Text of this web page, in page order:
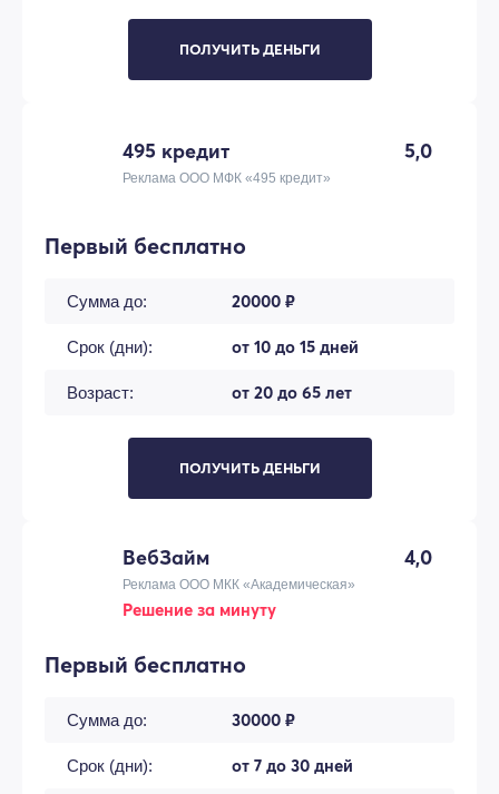
ПОЛУЧИТЬ ДЕНЬГИ
495 кредит 5,0
Реклама ООО МФК «495 кредит»
Первый бесплатно
Сумма до: 20000 ₽
Срок (дни): от 10 до 15 дней
Возраст: от 20 до 65 лет
ПОЛУЧИТЬ ДЕНЬГИ
ВебЗайм 4,0
Реклама ООО МКК «Академическая»
Решение за минуту
Первый бесплатно
Сумма до: 30000 ₽
Срок (дни): от 7 до 30 дней